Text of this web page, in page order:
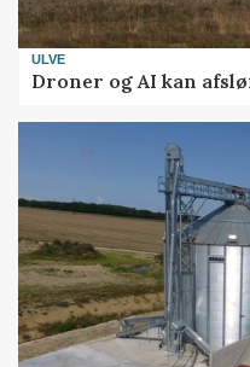
ULVE
Droner og AI kan